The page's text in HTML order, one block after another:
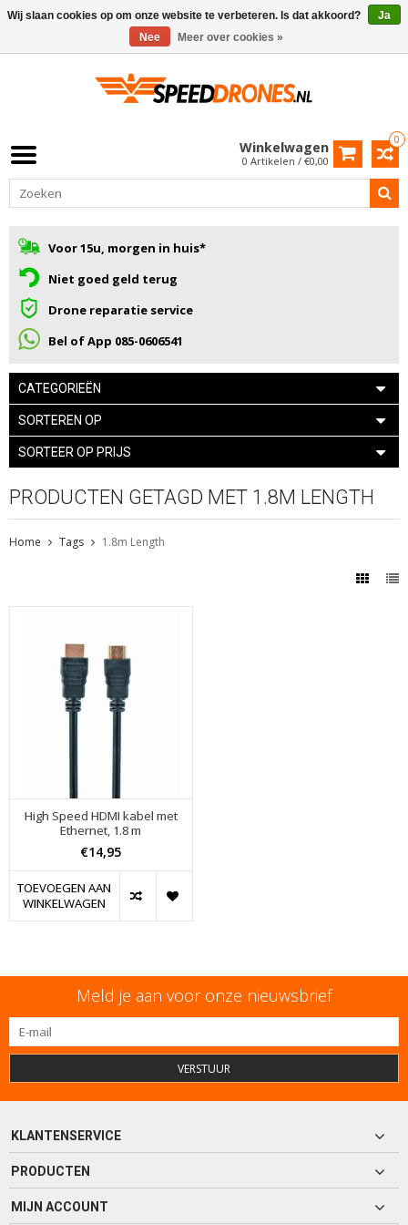
0
Winkelwagen
0 Artikelen / €0,00
Voor 15u, morgen in huis*
Niet goed geld terug
Drone reparatie service
Bel of App 085-0606541
CATEGORIEËN
SORTEREN OP
SORTEER OP PRIJS
PRODUCTEN GETAGD MET 1.8M LENGTH
Home Tags 1.8m Length
High Speed HDMI kabel met
Ethernet, 1.8 m
€14,95
TOEVOEGEN AAN
WINKELWAGEN
Meld je aan voor onze nieuwsbrief
VERSTUUR
KLANTENSERVICE
PRODUCTEN
MIJN ACCOUNT
Wij slaan cookies op om onze website te verbeteren. Is dat akkoord?
Ja
Nee
Meer over cookies »